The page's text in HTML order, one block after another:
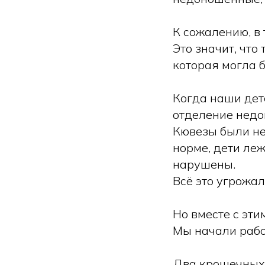
К сожалению, в
Это значит,
которая могла
Когда наши
отделение
Кювезы были
норме, дети
нарушены.
Всё это
Но вместе с
Мы начали